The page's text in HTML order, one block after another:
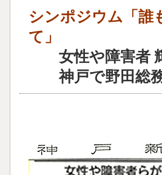
シンポジウム「誰
て」
女性や障害者
神戸で野田総